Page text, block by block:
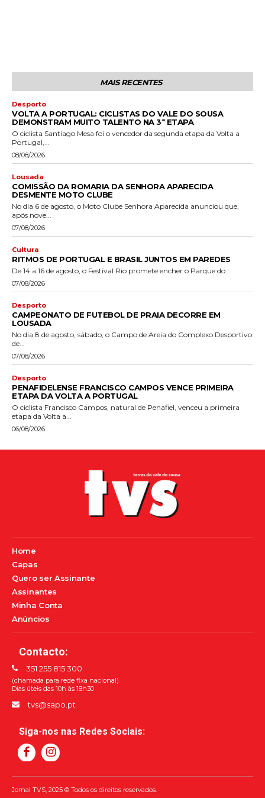
MAIS RECENTES
Desporto
VOLTA A PORTUGAL: CICLISTAS DO VALE DO SOUSA
DEMONSTRAM MUITO TALENTO NA 3ª ETAPA
O ciclista Santiago Mesa foi o vencedor da segunda etapa da Volta a
Portugal,...
08/08/2026
Lousada
COMISSÃO DA ROMARIA DA SENHORA APARECIDA
DESMENTE MOTO CLUBE
No dia 6 de agosto, o Moto Clube Senhora Aparecida anunciou que,
após nove...
07/08/2026
Cultura
RITMOS DE PORTUGAL E BRASIL JUNTOS EM PAREDES
De 14 a 16 de agosto, o Festival Rio promete encher o Parque do...
07/08/2026
Desporto
CAMPEONATO DE FUTEBOL DE PRAIA DECORRE EM
LOUSADA
No dia 8 de agosto, sábado, o Campo de Areia do Complexo Desportivo
de...
07/08/2026
Desporto
PENAFIDELENSE FRANCISCO CAMPOS VENCE PRIMEIRA
ETAPA DA VOLTA A PORTUGAL
O ciclista Francisco Campos, natural de Penafiel, venceu a primeira
etapa da Volta a...
06/08/2026
Home
Capas
Quero ser Assinante
Assinantes
Minha Conta
Anúncios
Contacto:
351 255 815 300
(chamada para rede fixa nacional)
Dias úteis das 10h às 18h30
tvs@sapo.pt
Siga-nos nas Redes Sociais:
Jornal TVS, 2025 © Todos os direitos reservados.